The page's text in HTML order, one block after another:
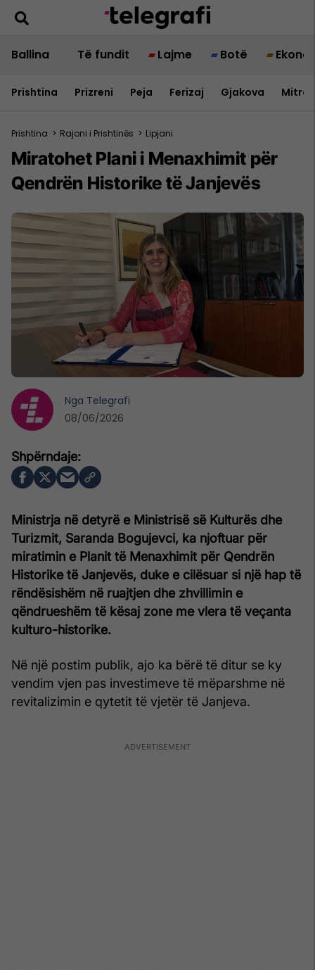
Ballina Të fundit Lajme Botë
Prishtina Prizreni Peja Ferizaj Gjakova
Prishtina > Rajoni i Prishtinës > Lipjani
Miratohet Plani i Menaxhimit për
Qendrën Historike të Janjevës
Ministrja në detyrë e Ministrisë së Kulturës dhe
Turizmit, Saranda Bogujevci, ka njoftuar për
miratimin e Planit të Menaxhimit për Qendrën
Historike të Janjevës, duke e cilësuar si një hap të
rëndësishëm në ruajtjen dhe zhvillimin e
qëndrueshëm të kësaj zone me vlera të veçanta
kulturo-historike.
Në një postim publik, ajo ka bërë të ditur se ky
vendim vjen pas investimeve të mëparshme në
revitalizimin e qytetit të vjetër të Janjeva.
Nga Telegrafi
08/06/2026